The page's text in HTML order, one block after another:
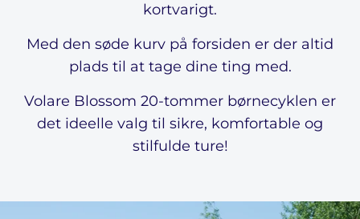
kortvarigt.
Med den søde kurv på forsiden er der altid
plads til at tage dine ting med.
Volare Blossom 20-tommer børnecyklen er
det ideelle valg til sikre, komfortable og
stilfulde ture!